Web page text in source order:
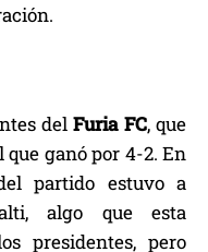
del Furia FC, que
ganó por 4-2. En
partido estuvo a
algo que esta
presidentes, pero